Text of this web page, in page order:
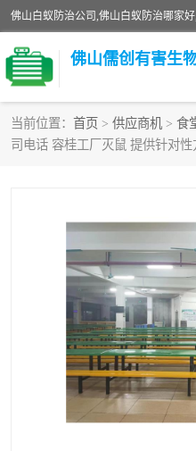
当前位置： 首页 > 供应商机 > 食
司电话 容桂工厂灭鼠 提供针对性
白蚁消杀
校园消杀
害虫防治